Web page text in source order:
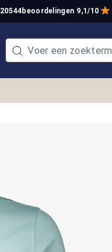
20544beoordelingen 9,1/10